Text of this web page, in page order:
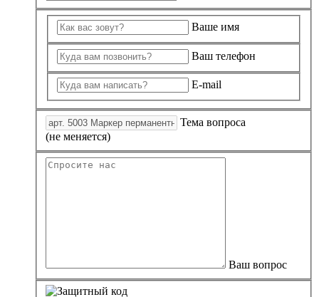
Ваше имя
Ваш телефон
E-mail
Тема вопроса
(не меняется)
Ваш вопрос